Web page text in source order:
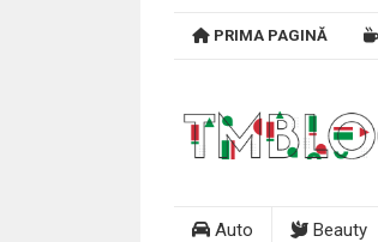
PRIMA PAGINĂ
Auto Beauty